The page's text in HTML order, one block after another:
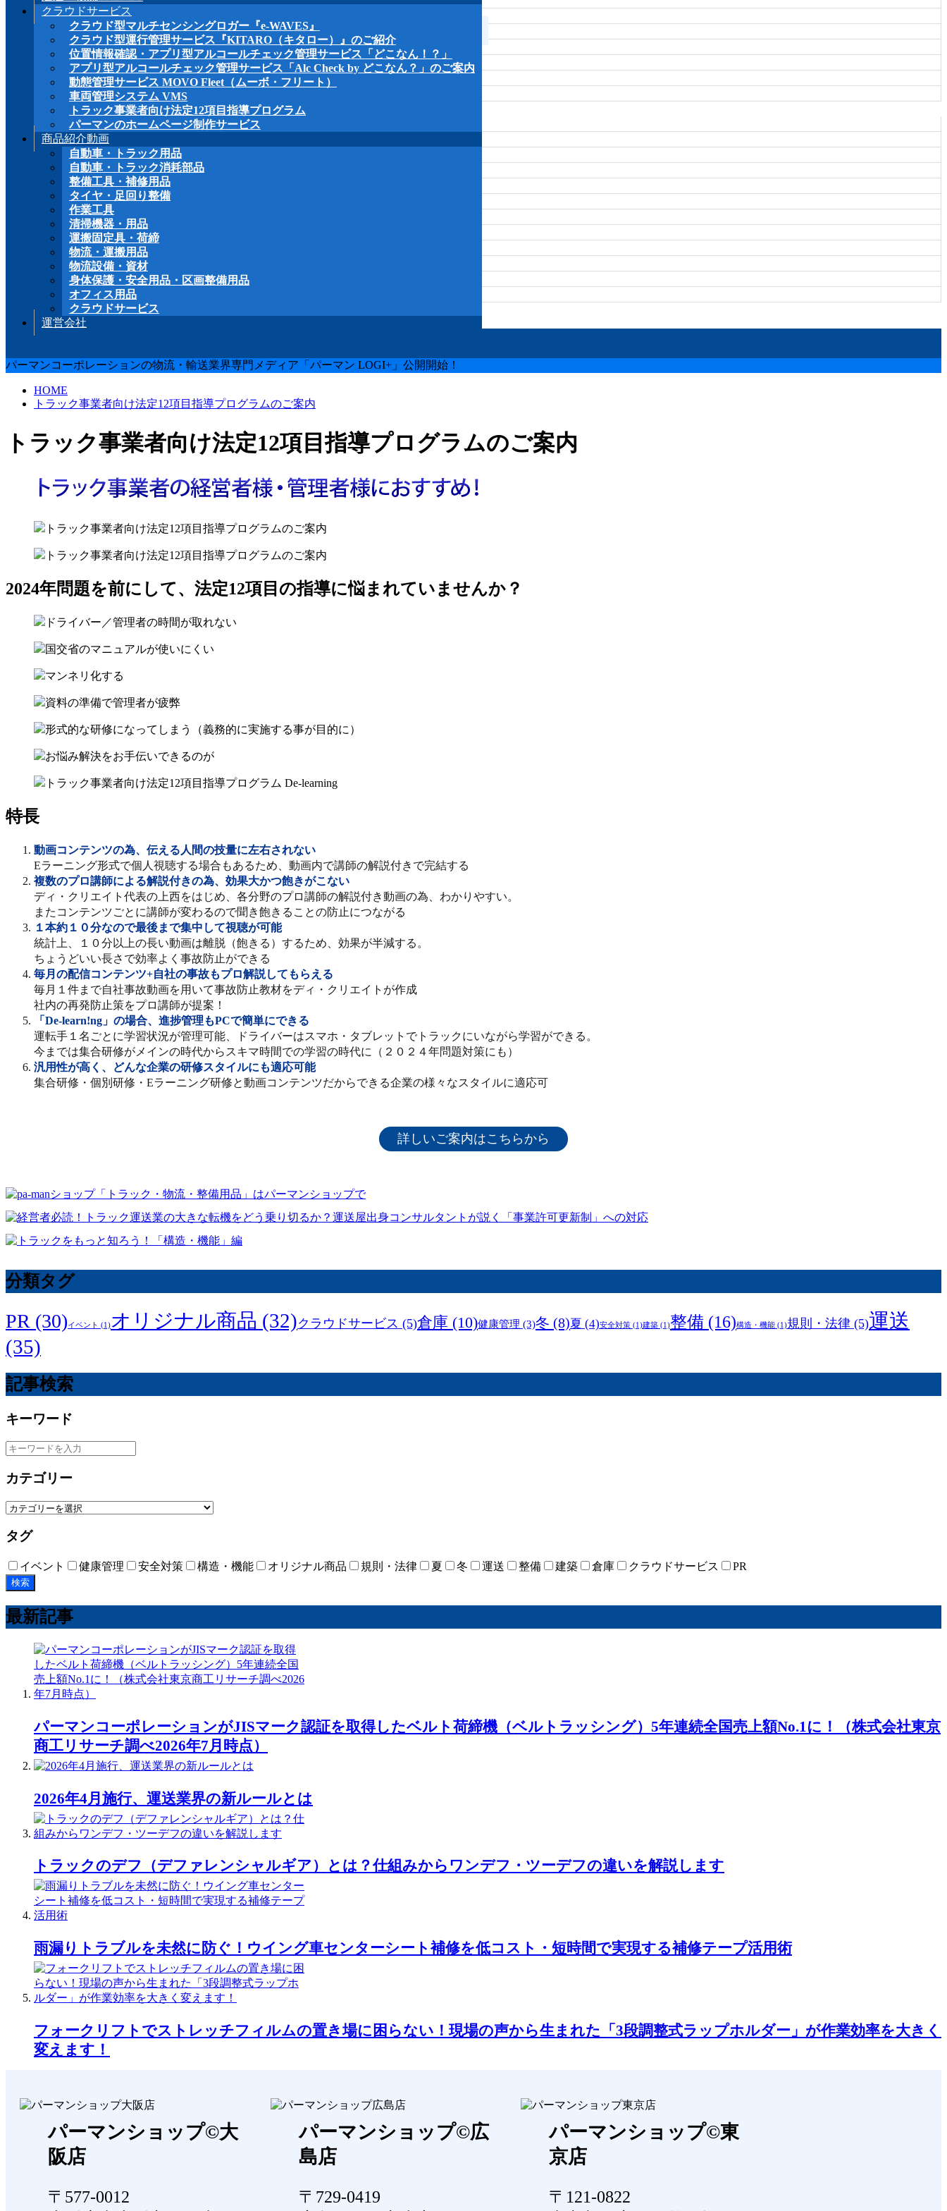
クラウドサービス
クラウド型マルチセンシングロガー『e-WAVES』
クラウド型運行管理サービス『KITARO（キタロー）』のご紹介
位置情報確認・アプリ型アルコールチェック管理サービス「どこなん！？」
アプリ型アルコールチェック管理サービス「Alc Check by どこなん？」のご案内
動態管理サービス MOVO Fleet（ムーボ・フリート）
車両管理システム VMS
トラック事業者向け法定12項目指導プログラム
パーマンのホームページ制作サービス
商品紹介動画
自動車・トラック用品
自動車・トラック消耗部品
整備工具・補修用品
タイヤ・足回り整備
作業工具
清掃機器・用品
運搬固定具・荷締
物流・運搬用品
物流設備・資材
身体保護・安全用品・区画整備用品
オフィス用品
クラウドサービス
運営会社
位置情報確認・アプリ型アルコールチェック管理サービス「どこなん！？」
アプリ型アルコールチェック管理サービス「Alc Check by どこなん？」のご案内
動態管理サービス MOVO Fleet（ムーボ・フリート）
車両管理システム VMS
トラック事業者向け法定12項目指導プログラム
パーマンのホームページ制作サービス
商品紹介動画
自動車・トラック用品
自動車・トラック消耗部品
整備工具・補修用品
タイヤ・足回り整備
作業工具
清掃機器・用品
運搬固定具・荷締
物流・運搬用品
物流設備・資材
身体保護・安全用品・区画整備用品
オフィス用品
クラウドサービス
運営会社
パーマンコーポレーションの物流・輸送業界専門メディア「パーマン LOGI+」公開開始！
HOME
トラック事業者向け法定12項目指導プログラムのご案内
トラック事業者向け法定12項目指導プログラムのご案内
2024年問題を前にして、法定12項目の指導に悩まれていませんか？
特長
動画コンテンツの為、伝える人間の技量に左右されない
Eラーニング形式で個人視聴する場合もあるため、動画内で講師の解説付きで完結する
複数のプロ講師による解説付きの為、効果大かつ飽きがこない
ディ・クリエイト代表の上西をはじめ、各分野のプロ講師の解説付き動画の為、わかりやすい。
またコンテンツごとに講師が変わるので聞き飽きることの防止につながる
１本約１０分なので最後まで集中して視聴が可能
統計上、１０分以上の長い動画は離脱（飽きる）するため、効果が半減する。
ちょうどいい長さで効率よく事故防止ができる
毎月の配信コンテンツ+自社の事故もプロ解説してもらえる
毎月１件まで自社事故動画を用いて事故防止教材をディ・クリエイトが作成
社内の再発防止策をプロ講師が提案！
「De-learn!ng」の場合、進捗管理もPCで簡単にできる
運転手１名ごとに学習状況が管理可能、ドライバーはスマホ・タブレットでトラックにいながら学習ができる。
今までは集合研修がメインの時代からスキマ時間での学習の時代に（２０２４年問題対策にも）
汎用性が高く、どんな企業の研修スタイルにも適応可能
集合研修・個別研修・Eラーニング研修と動画コンテンツだからできる企業の様々なスタイルに適応可
詳しいご案内はこちらから
分類タグ
PR (30)イベント (1)オリジナル商品 (32)クラウドサービス (5)倉庫 (10)健康管理 (3)冬 (8)夏 (4)安全対策 (1)建築 (1)整備 (16)構造・機能 (1)規則・法律 (5)運送
(35)
記事検索
キーワード
カテゴリー
タグ
イベント 健康管理 安全対策 構造・機能 オリジナル商品 規則・法律 夏 冬 運送 整備 建築 倉庫 クラウドサービス PR
検索
最新記事
パーマンコーポレーションがJISマーク認証を取得したベルト荷締機（ベルトラッシング）5年連続全国売上額No.1に！（株式会社東京
商工リサーチ調べ2026年7月時点）
2026年4月施行、運送業界の新ルールとは
トラックのデフ（デファレンシャルギア）とは？仕組みからワンデフ・ツーデフの違いを解説します
雨漏りトラブルを未然に防ぐ！ウイング車センターシート補修を低コスト・短時間で実現する補修テープ活用術
フォークリフトでストレッチフィルムの置き場に困らない！現場の声から生まれた「3段調整式ラップホルダー」が作業効率を大きく
変えます！
パーマンショップ©大
阪店
〒577-0012
パーマンショップ©広
島店
〒729-0419
パーマンショップ©東
京店
〒121-0822